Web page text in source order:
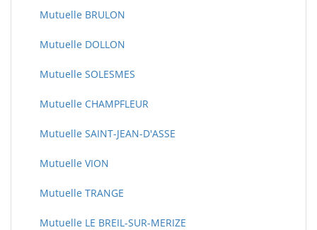
Mutuelle BRULON
Mutuelle DOLLON
Mutuelle SOLESMES
Mutuelle CHAMPFLEUR
Mutuelle SAINT-JEAN-D'ASSE
Mutuelle VION
Mutuelle TRANGE
Mutuelle LE BREIL-SUR-MERIZE